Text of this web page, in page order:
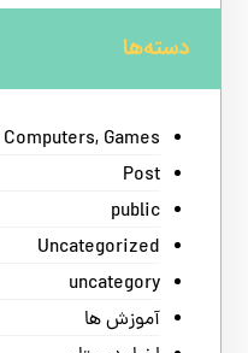
دسته‌ها
Computers, Games
Post
public
Uncategorized
uncategory
آموزش ها